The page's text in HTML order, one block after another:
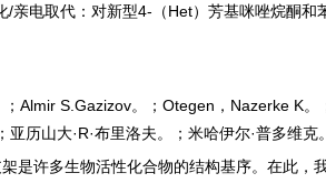
/亲电取代：对新型4- （Het）芳基咪唑烷酮和
Almir S.Gazizov。； Otegen ， Nazerke K。
亚历山大·R·布里洛夫。；米哈伊尔·普多维克。
是许多生物活性化合物的结构基序。在此，